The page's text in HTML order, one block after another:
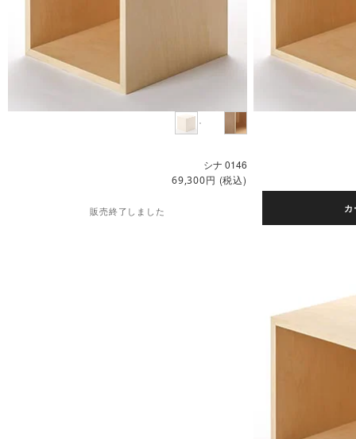
シナ 0146
69,300円 (税込)
販売終了しました カ